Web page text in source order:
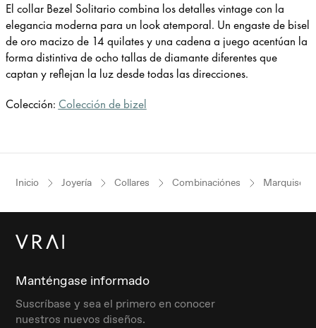
El collar Bezel Solitario combina los detalles vintage con la
elegancia moderna para un look atemporal. Un engaste de bisel
de oro macizo de 14 quilates y una cadena a juego acentúan la
forma distintiva de ocho tallas de diamante diferentes que
captan y reflejan la luz desde todas las direcciones.
Colección: Colección de bizel
Inicio Joyería Collares Combinaciónes Marquise
Manténgase informado
Suscríbase y sea el primero en conocer
nuestros nuevos diseños.